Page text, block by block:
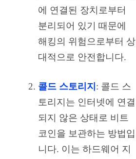
에 연결된 장치로부터
분리되어 있기 때문에
해킹의 위험으로부터 상
대적으로 안전합니다.
콜드 스토리지 : 콜드 스
토리지는 인터넷에 연결
되지 않은 상태로 비트
코인을 보관하는 방법입
니다. 이는 하드웨어 지